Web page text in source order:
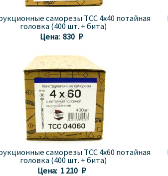
саморезы TCC 4x40 потайная
головка (400 шт. + бита)
Цена: 830 
саморезы TCC 4x60 потайная
головка (400 шт. + бита)
Цена: 1 210 